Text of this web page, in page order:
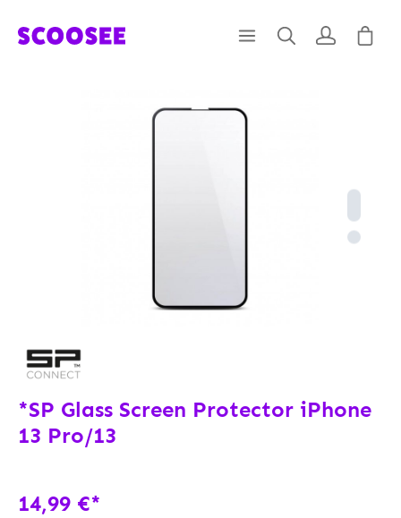
*SP Glass Screen Protector iPhone
13 Pro/13
14,99 €*